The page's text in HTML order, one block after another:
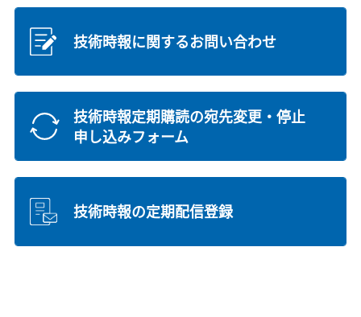
技術時報に関するお問い合わせ
技術時報定期購読の宛先変更・停止
申し込みフォーム
技術時報の定期配信登録